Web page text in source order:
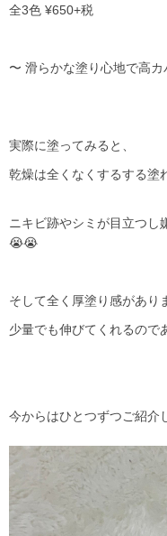
全3色 ¥650+税
〜 滑らかな塗り心地で高
実際に塗ってみると、
乾燥は全くなくするする塗
ニキビ跡やシミが目立つし
😭😭
そして全く厚塗り感があり
少量でも伸びてくれるので
今からはひとつずつご紹介